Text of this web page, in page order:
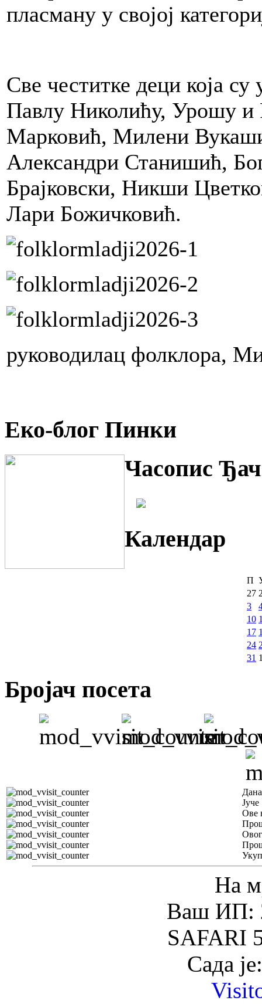
пласману у својој
Све честитке деци која
Павлу Николићу, Урошу
Марковић, Милени
Александри Станишић,
Брајковски, Никши
Лари Божичковић.
руководилац фолклора,
Еко-блог Пинки
Часопис
Календар
П
27
3
10
17
24
31
Бројач посета
Јуче
Ове
На
Ваш ИП:
SAFARI
Сада